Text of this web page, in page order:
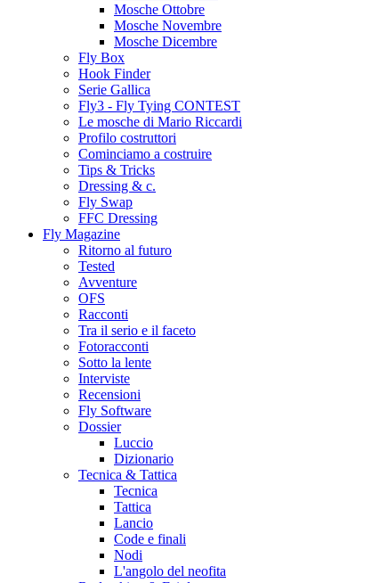
Mosche Ottobre
Mosche Novembre
Mosche Dicembre
Fly Box
Hook Finder
Serie Gallica
Fly3 - Fly Tying CONTEST
Le mosche di Mario Riccardi
Profilo costruttori
Cominciamo a costruire
Tips & Tricks
Dressing & c.
Fly Swap
FFC Dressing
Fly Magazine
Ritorno al futuro
Tested
Avventure
OFS
Racconti
Tra il serio e il faceto
Fotoracconti
Sotto la lente
Interviste
Recensioni
Fly Software
Dossier
Luccio
Dizionario
Tecnica & Tattica
Tecnica
Tattica
Lancio
Code e finali
Nodi
L'angolo del neofita